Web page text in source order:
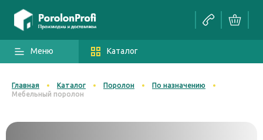
Меню Каталог
Главная Каталог Поролон
По назначению
Мебельный поролон